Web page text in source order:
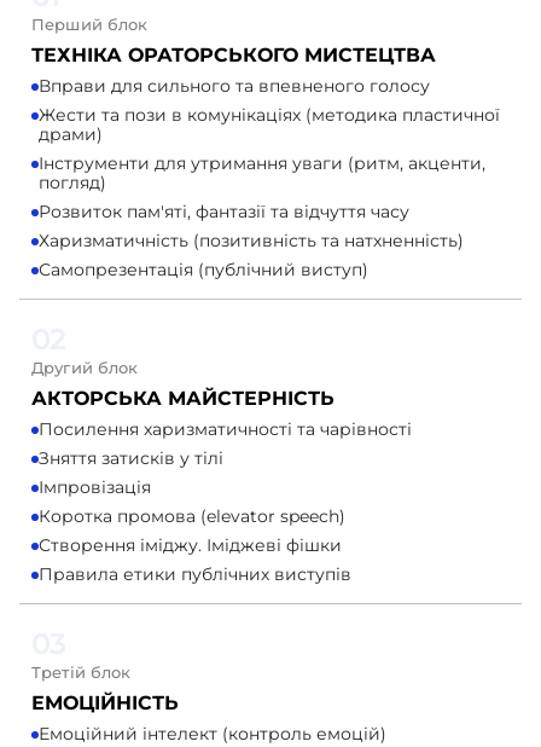
Перший блок
ТЕХНІКА ОРАТОРСЬКОГО МИСТЕЦТВА
Вправи для сильного та впевненого голосу
Жести та пози в комунікаціях (методика пластичної
драми)
Інструменти для утримання уваги (ритм, акценти,
погляд)
Розвиток пам'яті, фантазії та відчуття часу
Харизматичність (позитивність та натхненність)
Самопрезентація (публічний виступ)
Другий блок
АКТОРСЬКА МАЙСТЕРНІСТЬ
Посилення харизматичності та чарівності
Зняття затисків у тілі
Імпровізація
Коротка промова (elevator speech)
Створення іміджу. Іміджеві фішки
Правила етики публічних виступів
Третій блок
ЕМОЦІЙНІСТЬ
Емоційний інтелект (контроль емоцій)